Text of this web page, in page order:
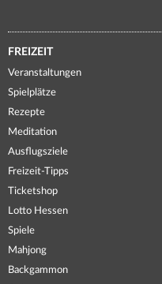
FREIZEIT
Veranstaltungen
Spielplätze
Rezepte
Meditation
Ausflugsziele
Freizeit-Tipps
Ticketshop
Lotto Hessen
Spiele
Mahjong
Backgammon